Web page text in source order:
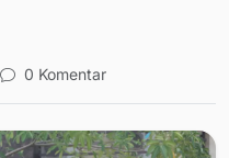
0 Komentar